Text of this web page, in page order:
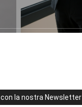
la nostra Newsletter